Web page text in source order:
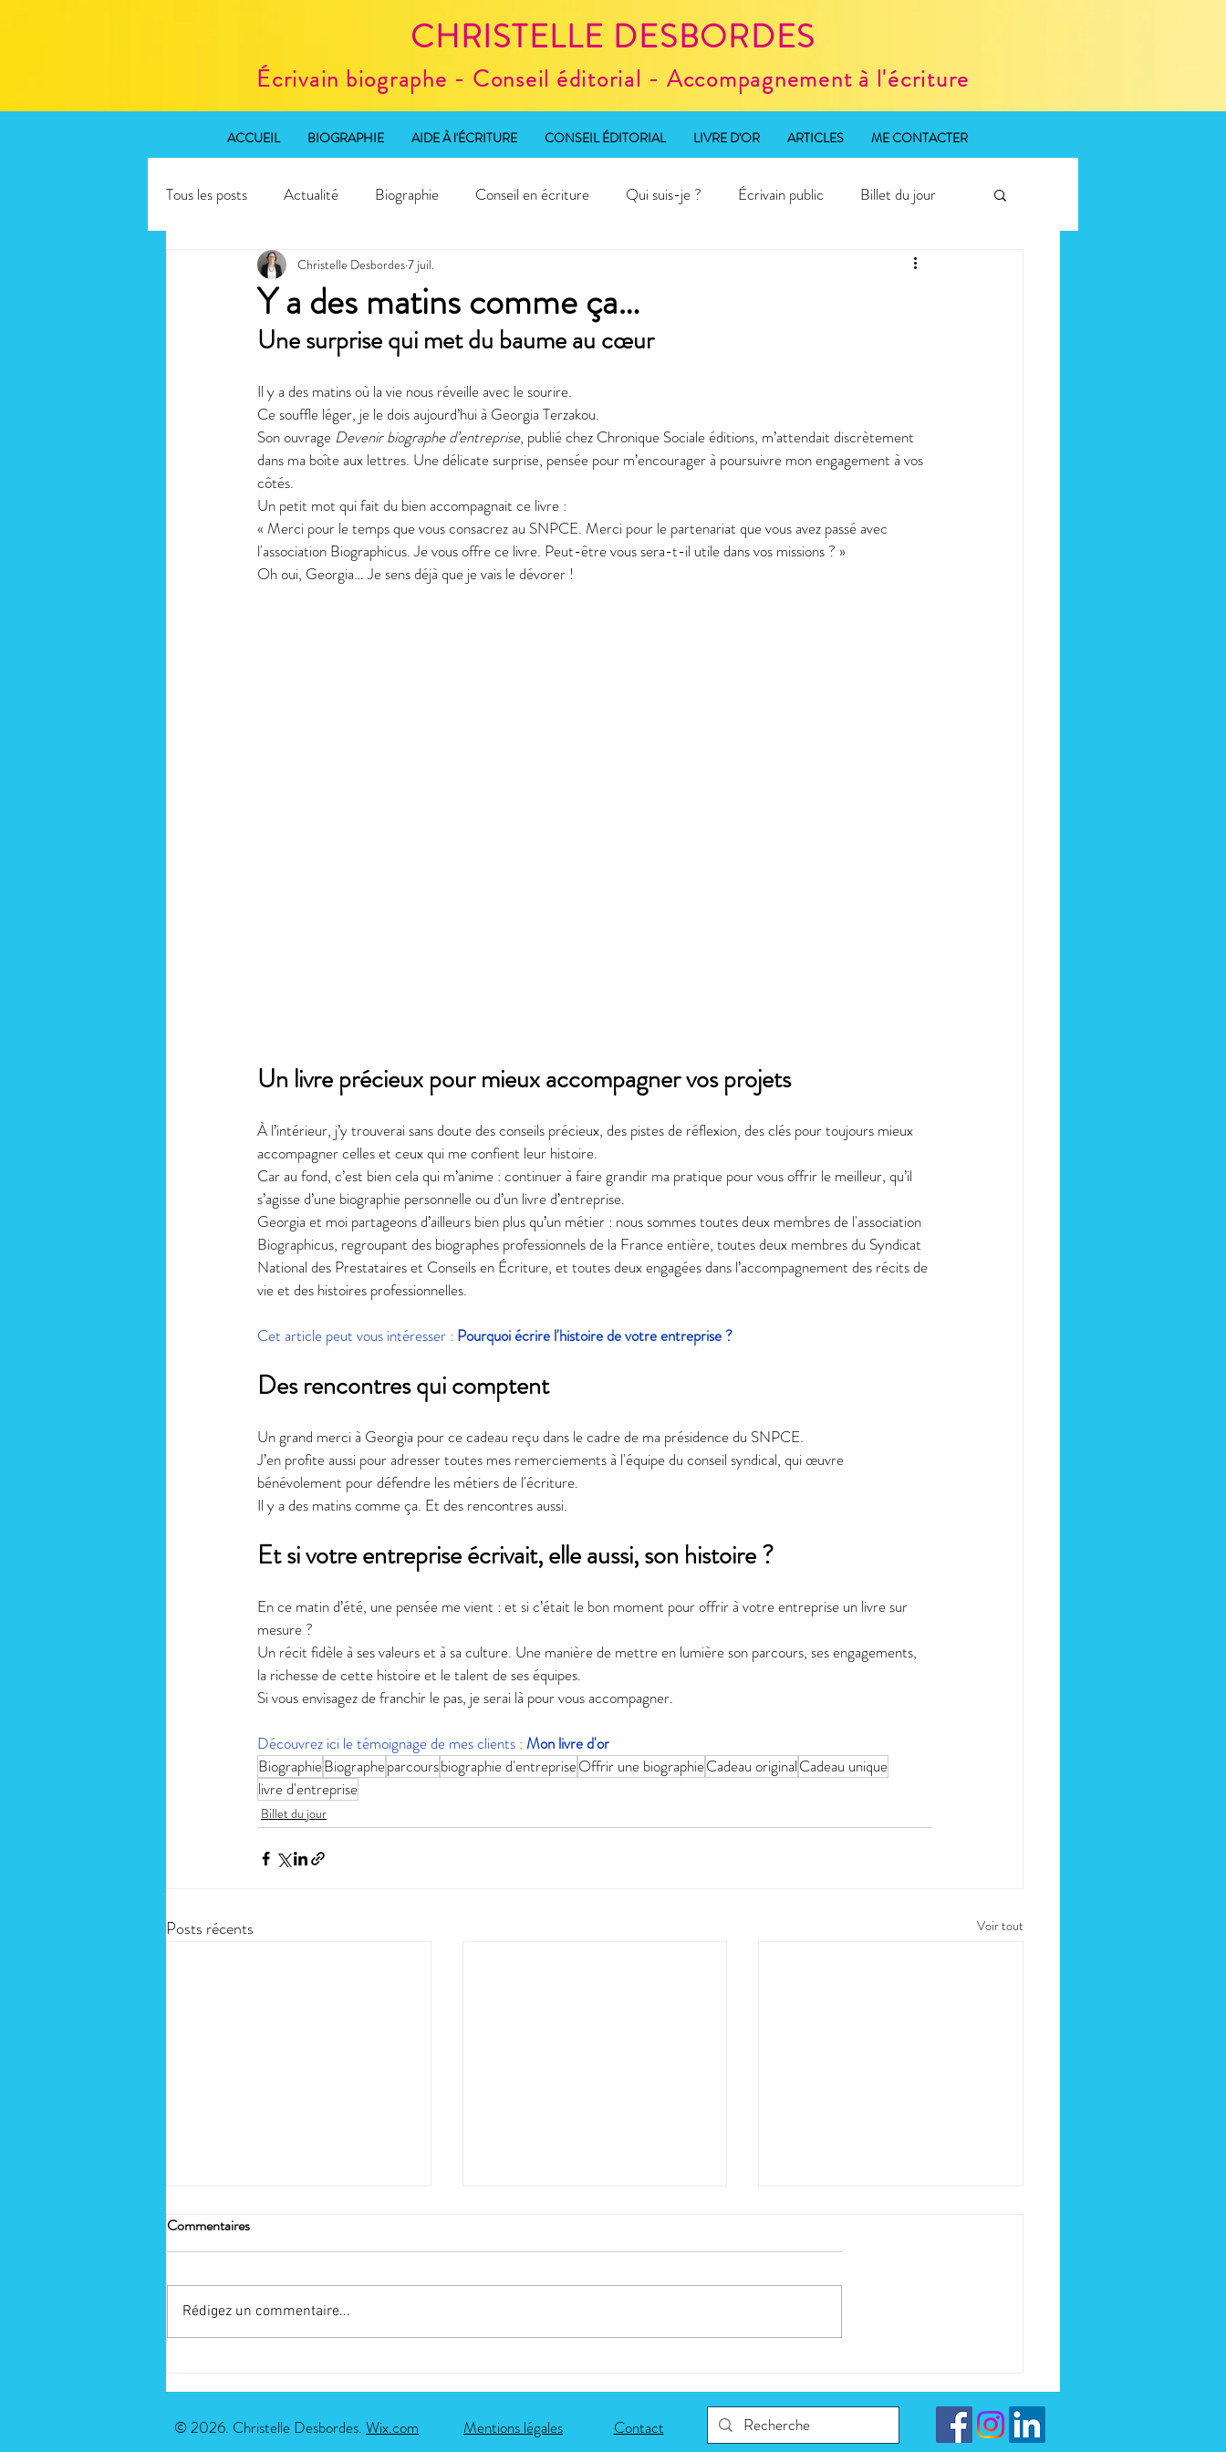
CHRISTELLE DESBORDES
Écrivain biographe - Conseil éditorial - Accompagnement à l'écriture
ACCUEIL BIOGRAPHIE AIDE À l'ÉCRITURE CONSEIL ÉDITORIAL LIVRE D'OR ARTICLES ME CONTACTER
Tous les posts Actualité Biographie Conseil en écriture Qui suis-je ? Écrivain public Billet du jour
Rédaction web SEO Atelier d'écriture
Y a des matins comme ça…
Christelle Desbordes7 juil.
Une surprise qui met du baume au cœur
Il y a des matins où la vie nous réveille avec le sourire.
Ce souffle léger, je le dois aujourd’hui à Georgia Terzakou.
Son ouvrage Devenir biographe d’entreprise, publié chez Chronique Sociale éditions, m’attendait discrètement
dans ma boîte aux lettres. Une délicate surprise, pensée pour m’encourager à poursuivre mon engagement à vos
côtés.
Un petit mot qui fait du bien accompagnait ce livre :
« Merci pour le temps que vous consacrez au SNPCE. Merci pour le partenariat que vous avez passé avec
l'association Biographicus. Je vous offre ce livre. Peut-être vous sera-t-il utile dans vos missions ? »
Oh oui, Georgia… Je sens déjà que je vais le dévorer !
Un livre précieux pour mieux accompagner vos projets
À l’intérieur, j’y trouverai sans doute des conseils précieux, des pistes de réflexion, des clés pour toujours mieux
accompagner celles et ceux qui me confient leur histoire.
Car au fond, c’est bien cela qui m’anime : continuer à faire grandir ma pratique pour vous offrir le meilleur, qu’il
s’agisse d’une biographie personnelle ou d’un livre d’entreprise.
Georgia et moi partageons d’ailleurs bien plus qu’un métier : nous sommes toutes deux membres de l'association
Biographicus, regroupant des biographes professionnels de la France entière, toutes deux membres du Syndicat
National des Prestataires et Conseils en Écriture, et toutes deux engagées dans l’accompagnement des récits de
vie et des histoires professionnelles.
Cet article peut vous intéresser : Pourquoi écrire l'histoire de votre entreprise ?
Des rencontres qui comptent
Un grand merci à Georgia pour ce cadeau reçu dans le cadre de ma présidence du SNPCE.
J’en profite aussi pour adresser toutes mes remerciements à l'équipe du conseil syndical, qui œuvre
bénévolement pour défendre les métiers de l'écriture.
Il y a des matins comme ça. Et des rencontres aussi.
Et si votre entreprise écrivait, elle aussi, son histoire ?
En ce matin d’été, une pensée me vient : et si c’était le bon moment pour offrir à votre entreprise un livre sur
mesure ?
Un récit fidèle à ses valeurs et à sa culture. Une manière de mettre en lumière son parcours, ses engagements,
la richesse de cette histoire et le talent de ses équipes.
Si vous envisagez de franchir le pas, je serai là pour vous accompagner.
Découvrez ici le témoignage de mes clients : Mon livre d'or
BiographieBiographeparcoursbiographie d'entrepriseOffrir une biographieCadeau originalCadeau unique
livre d'entreprise
Billet du jour
Posts récents Voir tout
souvenir magique
SNPCE : engagée pour les
devient un récit unique
Commentaires
Rédigez un commentaire...
© 2026. Christelle Desbordes. Wix.com Mentions légales Contact